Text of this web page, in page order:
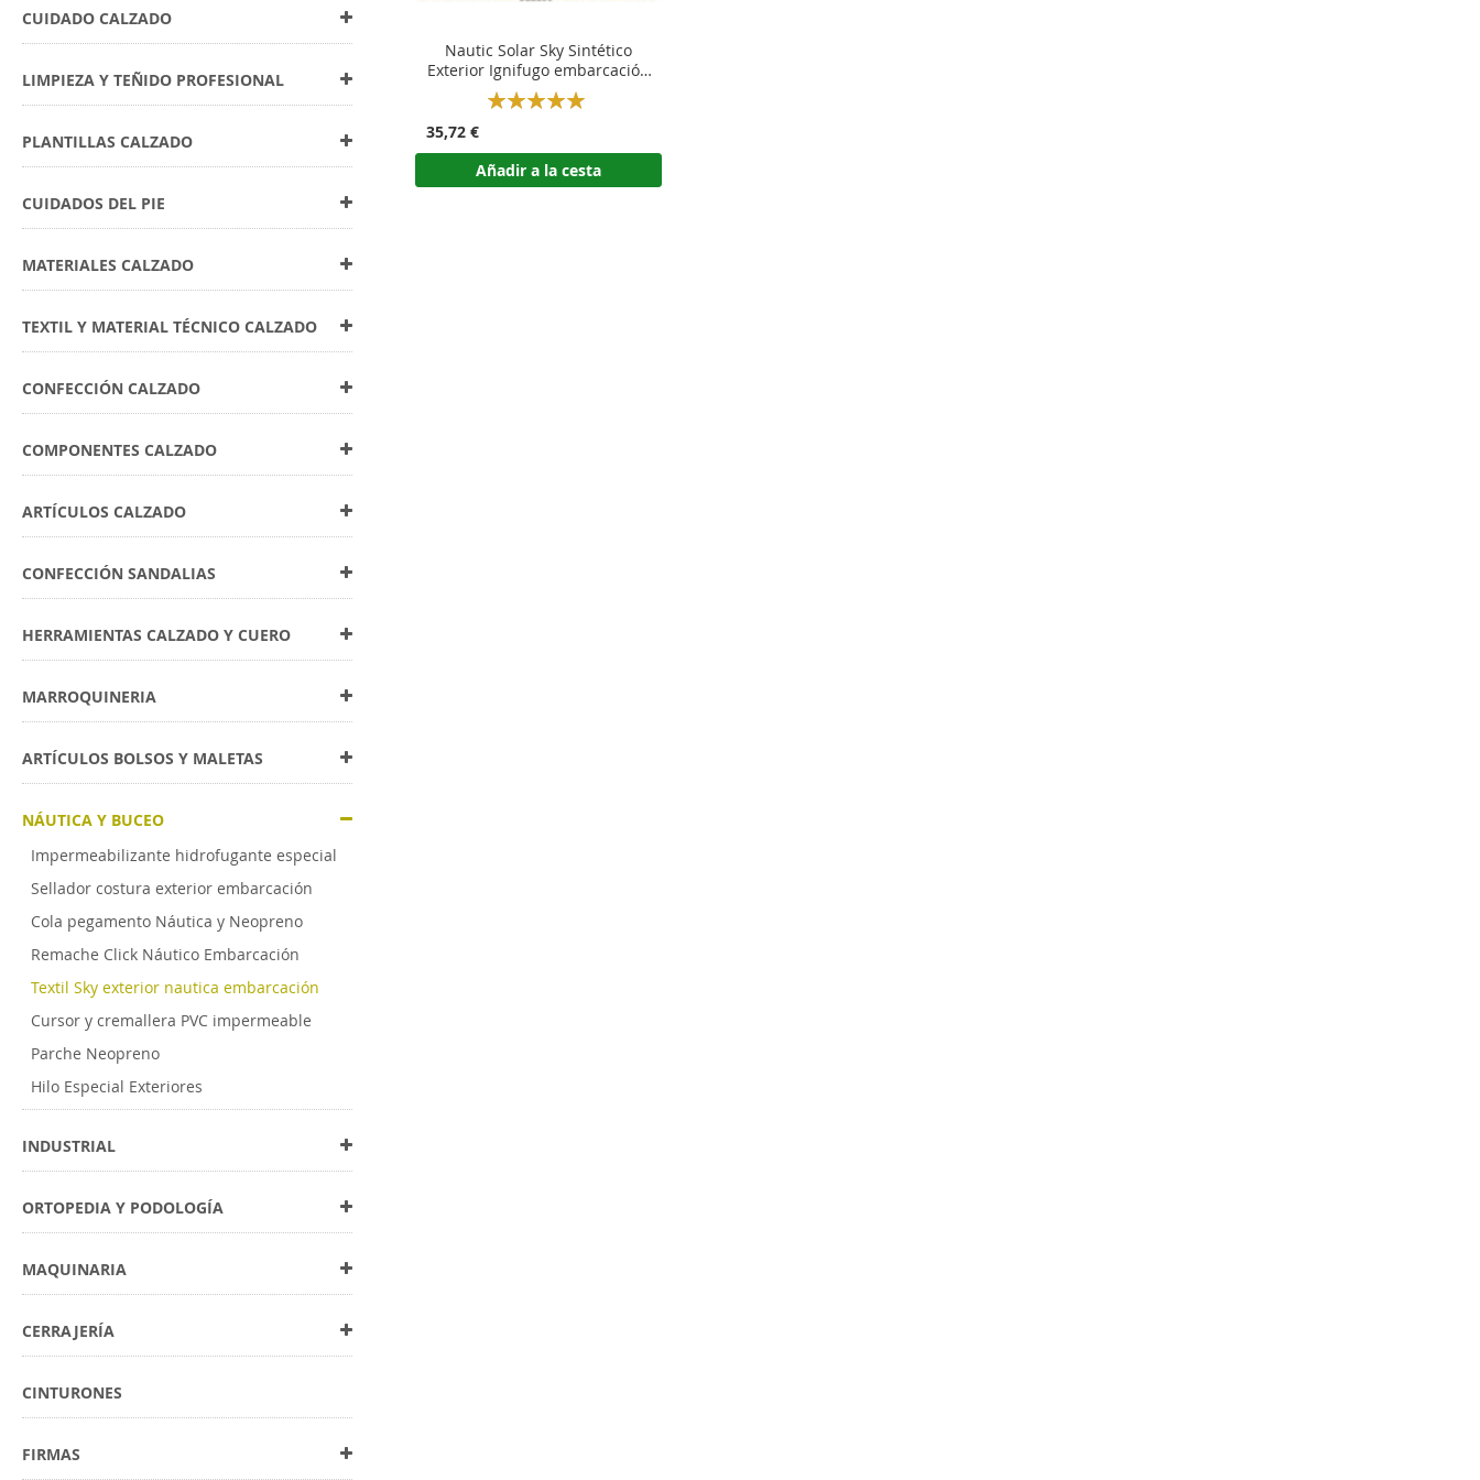
Nautic Solar Sky Sintético
Exterior Ignifugo embarcación
Nautica
Rating:
35,72 €
Añadir a la cesta
CUIDADO CALZADO
LIMPIEZA Y TEÑIDO PROFESIONAL
PLANTILLAS CALZADO
CUIDADOS DEL PIE
MATERIALES CALZADO
TEXTIL Y MATERIAL TÉCNICO CALZADO
CONFECCIÓN CALZADO
COMPONENTES CALZADO
ARTÍCULOS CALZADO
CONFECCIÓN SANDALIAS
HERRAMIENTAS CALZADO Y CUERO
MARROQUINERIA
ARTÍCULOS BOLSOS Y MALETAS
NÁUTICA Y BUCEO
Impermeabilizante hidrofugante especial
Sellador costura exterior embarcación
Cola pegamento Náutica y Neopreno
Remache Click Náutico Embarcación
Textil Sky exterior nautica embarcación
Cursor y cremallera PVC impermeable
Parche Neopreno
Hilo Especial Exteriores
INDUSTRIAL
ORTOPEDIA Y PODOLOGÍA
MAQUINARIA
CERRAJERÍA
CINTURONES
FIRMAS